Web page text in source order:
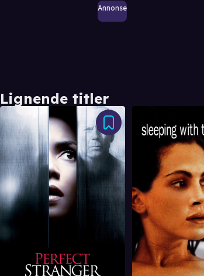
Annonse
Lignende titler